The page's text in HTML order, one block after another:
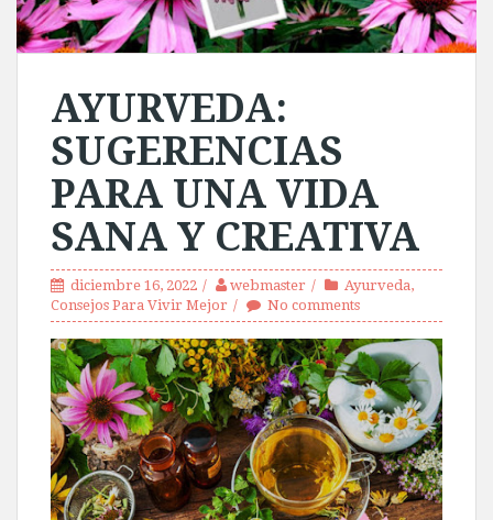
AYURVEDA:
SUGERENCIAS
PARA UNA VIDA
SANA Y CREATIVA
diciembre 16, 2022 webmaster Ayurveda,
Consejos Para Vivir Mejor
No comments